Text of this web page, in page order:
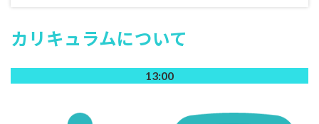
カリキュラムについて
13:00